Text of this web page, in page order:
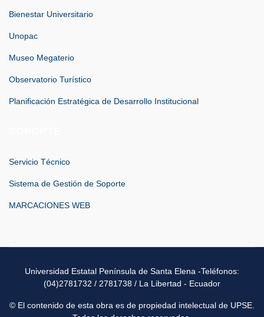
Bienestar Universitario
Unopac
Museo Megaterio
Observatorio Turístico
Planificación Estratégica de Desarrollo Institucional
Servicio Técnico
Sistema de Gestión de Soporte
MARCACIONES WEB
Universidad Estatal Península de Santa Elena -Teléfonos:
(04)2781732 / 2781738 / La Libertad - Ecuador
© El contenido de esta obra es de propiedad intelectual de UPSE.